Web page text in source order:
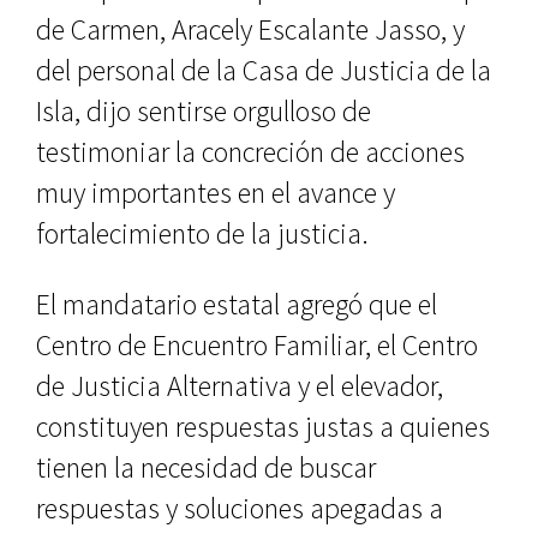
de Carmen, Aracely Escalante Jasso, y
del personal de la Casa de Justicia de la
Isla, dijo sentirse orgulloso de
testimoniar la concreción de acciones
muy importantes en el avance y
fortalecimiento de la justicia.
El mandatario estatal agregó que el
Centro de Encuentro Familiar, el Centro
de Justicia Alternativa y el elevador,
constituyen respuestas justas a quienes
tienen la necesidad de buscar
respuestas y soluciones apegadas a